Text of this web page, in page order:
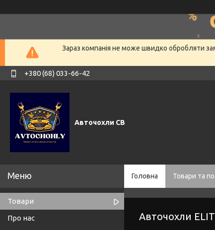
Зараз компанія не може швидко обробляти
+380 (68) 033-66-42
Авточохли СВ
Головна Товари та
Авточохли
Товари
Про нас